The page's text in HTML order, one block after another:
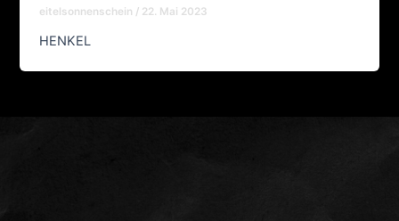
eitelsonnenschein / 22. Mai 2023
HENKEL